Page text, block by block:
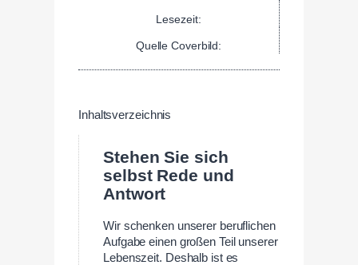
Lesezeit:
Quelle Coverbild:
Inhaltsverzeichnis
Stehen Sie sich
selbst Rede und
Antwort
Wir schenken unserer beruflichen
Aufgabe einen großen Teil unserer
Lebenszeit. Deshalb ist es